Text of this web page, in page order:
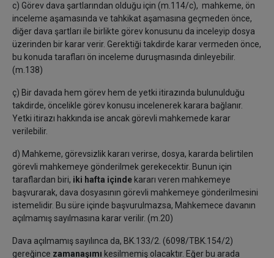
c) Görev dava şartlarından olduğu için (m.114/c), mahkeme, ön
inceleme aşamasında ve tahkikat aşamasına geçmeden önce,
diğer dava şartları ile birlikte görev konusunu da inceleyip dosya
üzerinden bir karar verir. Gerektiği takdirde karar vermeden önce,
bu konuda tarafları ön inceleme duruşmasında dinleyebilir.
(m.138)
ç) Bir davada hem görev hem de yetki itirazında bulunulduğu
takdirde, öncelikle görev konusu incelenerek karara bağlanır.
Yetki itirazı hakkında ise ancak görevli mahkemede karar
verilebilir.
d) Mahkeme, görevsizlik kararı verirse, dosya, kararda belirtilen
görevli mahkemeye gönderilmek gerekecektir. Bunun için
taraflardan biri, iki hafta içinde kararı veren mahkemeye
başvurarak, dava dosyasının görevli mahkemeye gönderilmesini
istemelidir. Bu süre içinde başvurulmazsa, Mahkemece davanın
açılmamış sayılmasına karar verilir. (m.20)
Dava açılmamış sayılınca da, BK.133/2. (6098/TBK.154/2)
gereğince zamanaşımı kesilmemiş olacaktır. Eğer bu arada